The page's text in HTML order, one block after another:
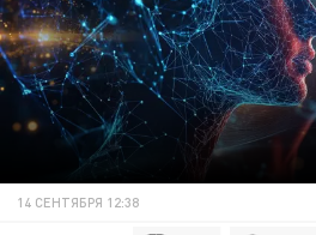
14 СЕНТЯБРЯ 12:38